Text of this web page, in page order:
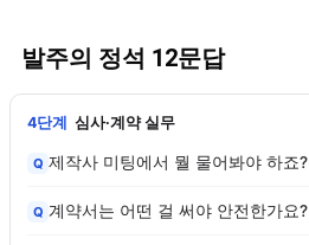
발주의 정석 12문답
4단계 심사·계약 실무
Q 제작사 미팅에서 뭘 물어봐야 하죠?
Q 계약서는 어떤 걸 써야 안전한가요?